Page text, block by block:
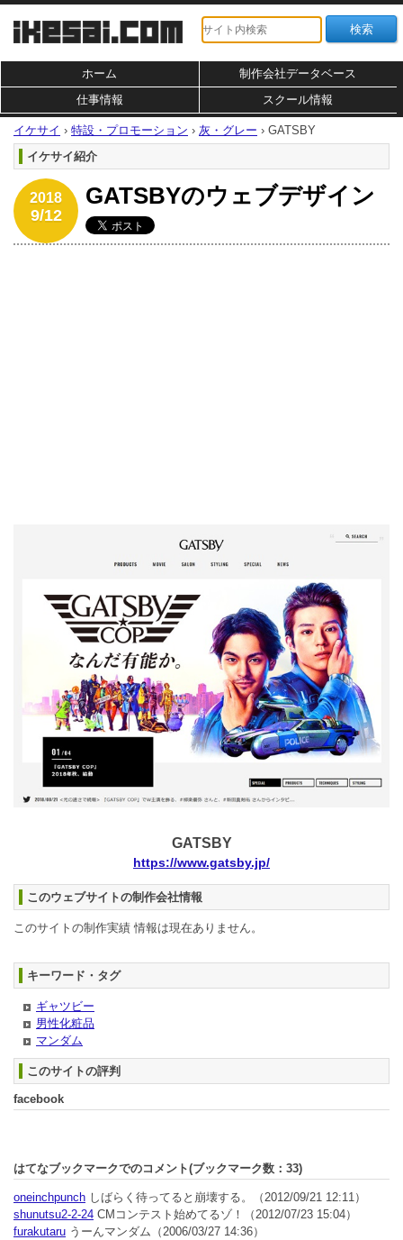
ホーム
制作会社データベース
仕事情報
スクール情報
イケサイ › 特設・プロモーション › 灰・グレー › GATSBY
イケサイ紹介
2018
9/12
GATSBYのウェブデザイン
GATSBY
https://www.gatsby.jp/
このウェブサイトの制作会社情報
このサイトの制作実績 情報は現在ありません。
キーワード・タグ
ギャツビー
男性化粧品
マンダム
このサイトの評判
facebook
はてなブックマークでのコメント(ブックマーク数： 33)
oneinchpunch しばらく待ってると崩壊する。
（2012/09/21 12:11）
shunutsu2-2-24 CMコンテスト始めてるゾ！
（2012/07/23 15:04）
furakutaru うーんマンダム （2006/03/27 14:36）